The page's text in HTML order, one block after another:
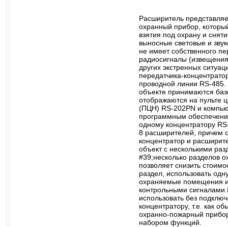
Расширитель
охранный прибор,
взятия под охрану и
выносные световые и
не имеет собственного
радиосигналы
других экстренных
передатчика-
проводной линии RS-
объекте принимаются
отображаются на пульте
(ПЦН) RS-202PN и
программным
одному концентратору
8 расширителей, причем
концентратор и
объект с несколькими
#39;несколько разделов
позволяет снизить
раздел, использовать
охраняемые помещения и
контрольными
использовать без
концентратору, т.е. как
охранно-пожарный
набором функций.